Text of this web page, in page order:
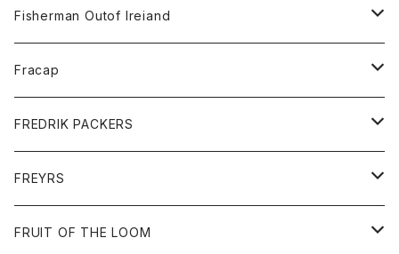
ジャケット
帽子
Fisherman Outof Ireiand
ニット
Fracap
グッズ
靴
FREDRIK PACKERS
アクセサリー
バッグ
FREYRS
サングラス
FRUIT OF THE LOOM